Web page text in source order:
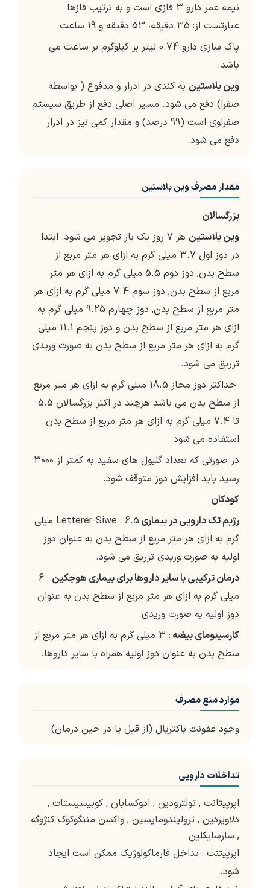
نیمه عمر دارو 3 فازی است و به ترتیب فازها
عبارتست از: 35 دقیقه، 53 دقیقه و 19 ساعت.
پاک سازی دارو 0.74 لیتر بر کیلوگرم بر ساعت می
باشد.
وین بلاستین به کندی در ادرار و مدفوع ( بواسطه
صفرا) دفع می شود. مسیر اصلی دفع از طریق سیستم
صفراوی است (99 درصد) و مقدار کمی نیز در ادرار
دفع می شود.
مقدار مصرف وین بلاستین
بزرگسالان
وین بلاستین
هر 7 روز یک بار تجویز می شود. ابتدا
در دوز اول 3.7 میلی گرم به ازای هر متر مربع از
سطح بدن, دوز دوم 5.5 میلی گرم به ازای هر متر
مربع از سطح بدن, دوز سوم 7.4 میلی گرم به ازای هر
متر مربع از سطح بدن, دوز چهارم 9.25 میلی گرم به
ازای هر متر مربع از سطح بدن و دوز پنجم 11.1 میلی
گرم به ازای هر متر مربع از سطح بدن به صورت وریدی
تزریق می شود.
حداکثر دوز مجاز 18.5 میلی گرم به ازای هر متر مربع
از سطح بدن می باشد هرچند در اکثر بزرگسالان 5.5
تا 7.4 میلی گرم به ازای هر متر مربع از سطح بدن
استفاده می شود.
در صورتی که تعداد گلبول های سفید به کمتر از 3000
رسید باید افزایش دوز متوقف شود.
کودکان
رژیم تک دارویی در بیماری
Letterer-Siwe : 6.5 میلی
گرم به ازای هر متر مربع از سطح بدن به عنوان دوز
اولیه به صورت وریدی تزریق می شود.
درمان ترکیبی با سایر داروها برای بیماری هوجکین : 6
میلی گرم به ازای هر متر مربع از سطح بدن به عنوان
دوز اولیه به صورت وریدی.
کارسینومای بیضه
: 3 میلی گرم به ازای هر متر مربع از
سطح بدن به عنوان دوز اولیه همراه با سایر داروها.
موارد منع مصرف
وجود عفونت باکتریال (از قبل یا در حین درمان)
تداخلات دارویی
اپرپیتانت , تولترودین , ادوکسابان , کوبیسیستات ,
دلاویردین , ترولیندومایسین , واکسن مننگوکوک کنژوگه
, سارسایکلین
اپرپیتنت : تداخل فارماکولوژیک ممکن است ایجاد
شود.